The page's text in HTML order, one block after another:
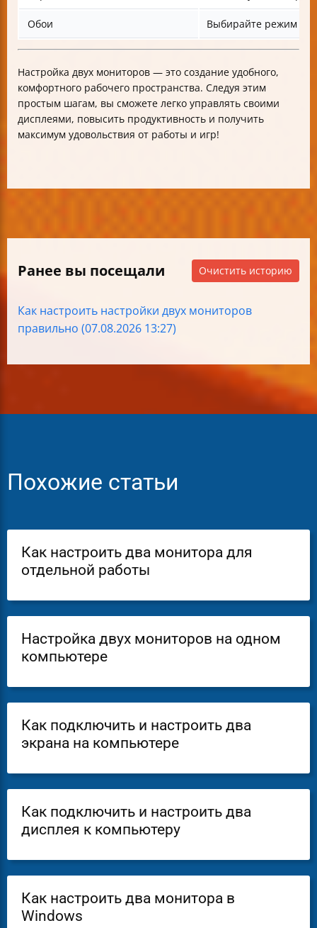
Обои Выбирайте режим
Настройка двух мониторов — это создание удобного,
комфортного рабочего пространства. Следуя этим
простым шагам, вы сможете легко управлять своими
дисплеями, повысить продуктивность и получить
максимум удовольствия от работы и игр!
Ранее вы посещали Очистить историю
Как настроить настройки двух мониторов
правильно (07.08.2026 13:27)
Похожие статьи
Как настроить два монитора для
отдельной работы
Настройка двух мониторов на одном
компьютере
Как подключить и настроить два
экрана на компьютере
Как подключить и настроить два
дисплея к компьютеру
Как настроить два монитора в
Windows